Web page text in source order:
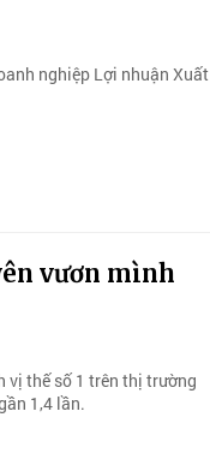
nghiệp Lợi nhuận Xuất
vươn mình
vị thế số 1 trên thị trường
1,4 lần.